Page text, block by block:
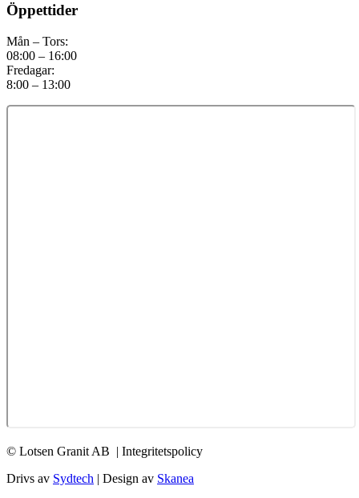
Öppettider
Mån – Tors:
08:00 – 16:00
Fredagar:
8:00 – 13:00
© Lotsen Granit AB | Integritetspolicy
Drivs av Sydtech | Design av Skanea